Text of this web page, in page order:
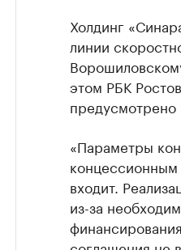
Холдинг
линии
этом РБК
предусмотрено
«Параметры
концессионным
входит.
из-за